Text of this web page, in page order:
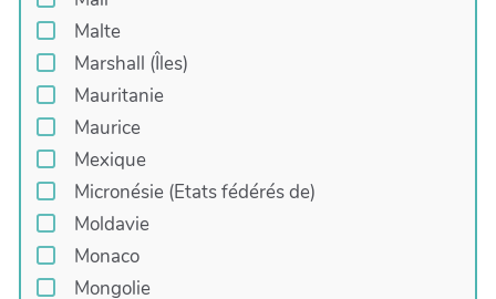
Malte
Marshall (Îles)
Mauritanie
Maurice
Mexique
Micronésie (Etats fédérés de)
Moldavie
Monaco
Mongolie